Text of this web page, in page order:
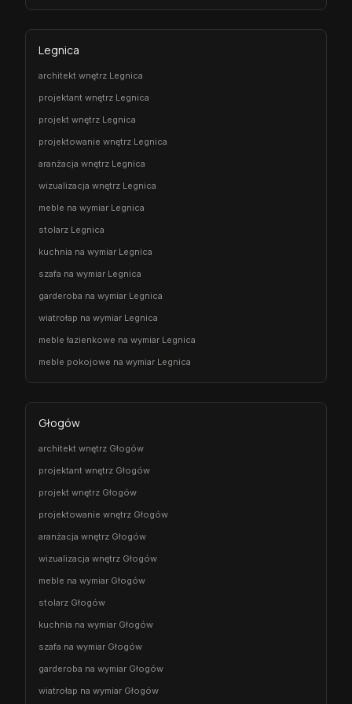
Legnica
architekt wnętrz Legnica
projektant wnętrz Legnica
projekt wnętrz Legnica
projektowanie wnętrz Legnica
aranżacja wnętrz Legnica
wizualizacja wnętrz Legnica
meble na wymiar Legnica
stolarz Legnica
kuchnia na wymiar Legnica
szafa na wymiar Legnica
garderoba na wymiar Legnica
wiatrołap na wymiar Legnica
meble łazienkowe na wymiar Legnica
meble pokojowe na wymiar Legnica
Głogów
architekt wnętrz Głogów
projektant wnętrz Głogów
projekt wnętrz Głogów
projektowanie wnętrz Głogów
aranżacja wnętrz Głogów
wizualizacja wnętrz Głogów
meble na wymiar Głogów
stolarz Głogów
kuchnia na wymiar Głogów
szafa na wymiar Głogów
garderoba na wymiar Głogów
wiatrołap na wymiar Głogów